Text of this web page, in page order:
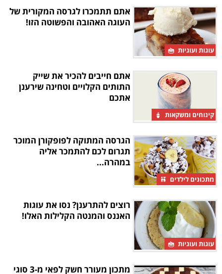
עוגות ועוגיות
אתם תתמכרו לגרסה המקורית של
העוגה האהובה והפשוטה הזו!
קינוחים ומשקאות
אתם חייבים להכיר את שייק
התותים הקלויים וטחינה שירענן
אתכם
מתכונים לילדים
הגרסה המתוקה לפופקורן המוכר
תגרום לכם להתמכר אליה
במהרה...
עוגות ועוגיות
רוצים להתרענן? נסו את עוגות
האננס והמנטה הקלילות האלו!
מתכון מעורר חשק לפאי מ-3 סוגי